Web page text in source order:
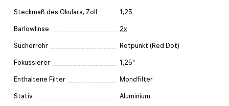
Steckmaß des Okulars, Zoll 1,25
Barlowlinse 2x
Sucherrohr Rotpunkt (Red Dot)
Fokussierer 1,25"
Enthaltene Filter Mondfilter
Stativ Aluminium